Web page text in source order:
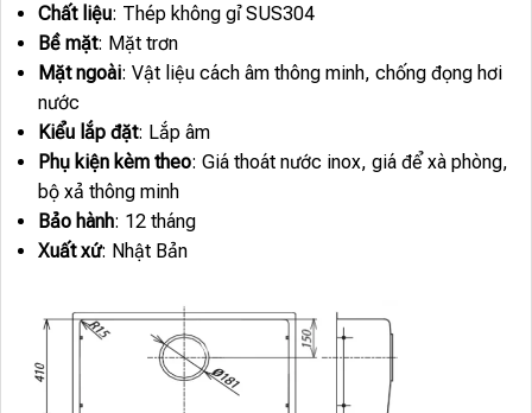
Chất liệu: Thép không gỉ SUS304
Bề mặt: Mặt trơn
Mặt ngoài: Vật liệu cách âm thông minh, chống đọng hơi
nước
Kiểu lắp đặt: Lắp âm
Phụ kiện kèm theo: Giá thoát nước inox, giá để xà phòng,
bộ xả thông minh
Bảo hành: 12 tháng
Xuất xứ: Nhật Bản